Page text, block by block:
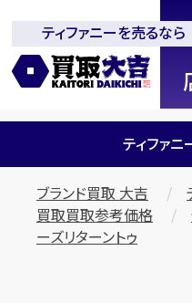
全国2200店舗以上展開中！
吉」
ティファニーを売るなら
ティファ
ブランド買取 大吉
買取買取参考価格
ーズリターントゥ